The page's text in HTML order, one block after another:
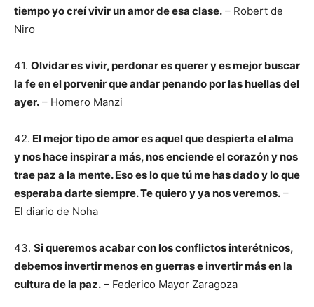
tiempo yo creí vivir un amor de esa clase. – Robert de
Niro
41. Olvidar es vivir, perdonar es querer y es mejor buscar
la fe en el porvenir que andar penando por las huellas del
ayer. – Homero Manzi
42. El mejor tipo de amor es aquel que despierta el alma
y nos hace inspirar a más, nos enciende el corazón y nos
trae paz a la mente. Eso es lo que tú me has dado y lo que
esperaba darte siempre. Te quiero y ya nos veremos. –
El diario de Noha
43. Si queremos acabar con los conflictos interétnicos,
debemos invertir menos en guerras e invertir más en la
cultura de la paz. – Federico Mayor Zaragoza